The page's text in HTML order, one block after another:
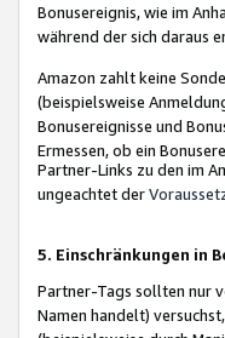
Bonusereignis, wie im
während der sich daraus
Amazon zahlt keine
(beispielsweise
Bonusereignisse und
Ermessen, ob ein
Partner-Links zu den im
ungeachtet der
5. Einschränkungen in
Partner-Tags sollten nur
Namen handelt)